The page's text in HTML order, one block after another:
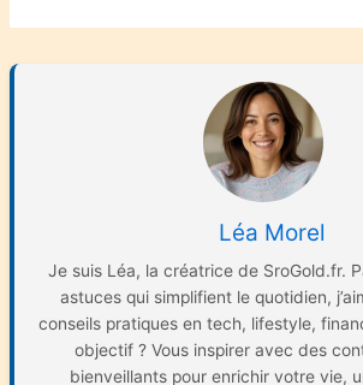
Léa Morel
Je suis Léa, la créatrice de SroGold.fr.
astuces qui simplifient le quotidien,
conseils pratiques en tech, lifestyle,
objectif ? Vous inspirer avec des
bienveillants pour enrichir votre vie,